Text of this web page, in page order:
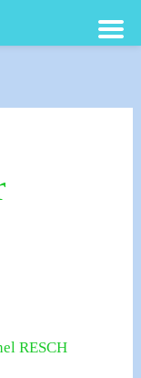
RESCH